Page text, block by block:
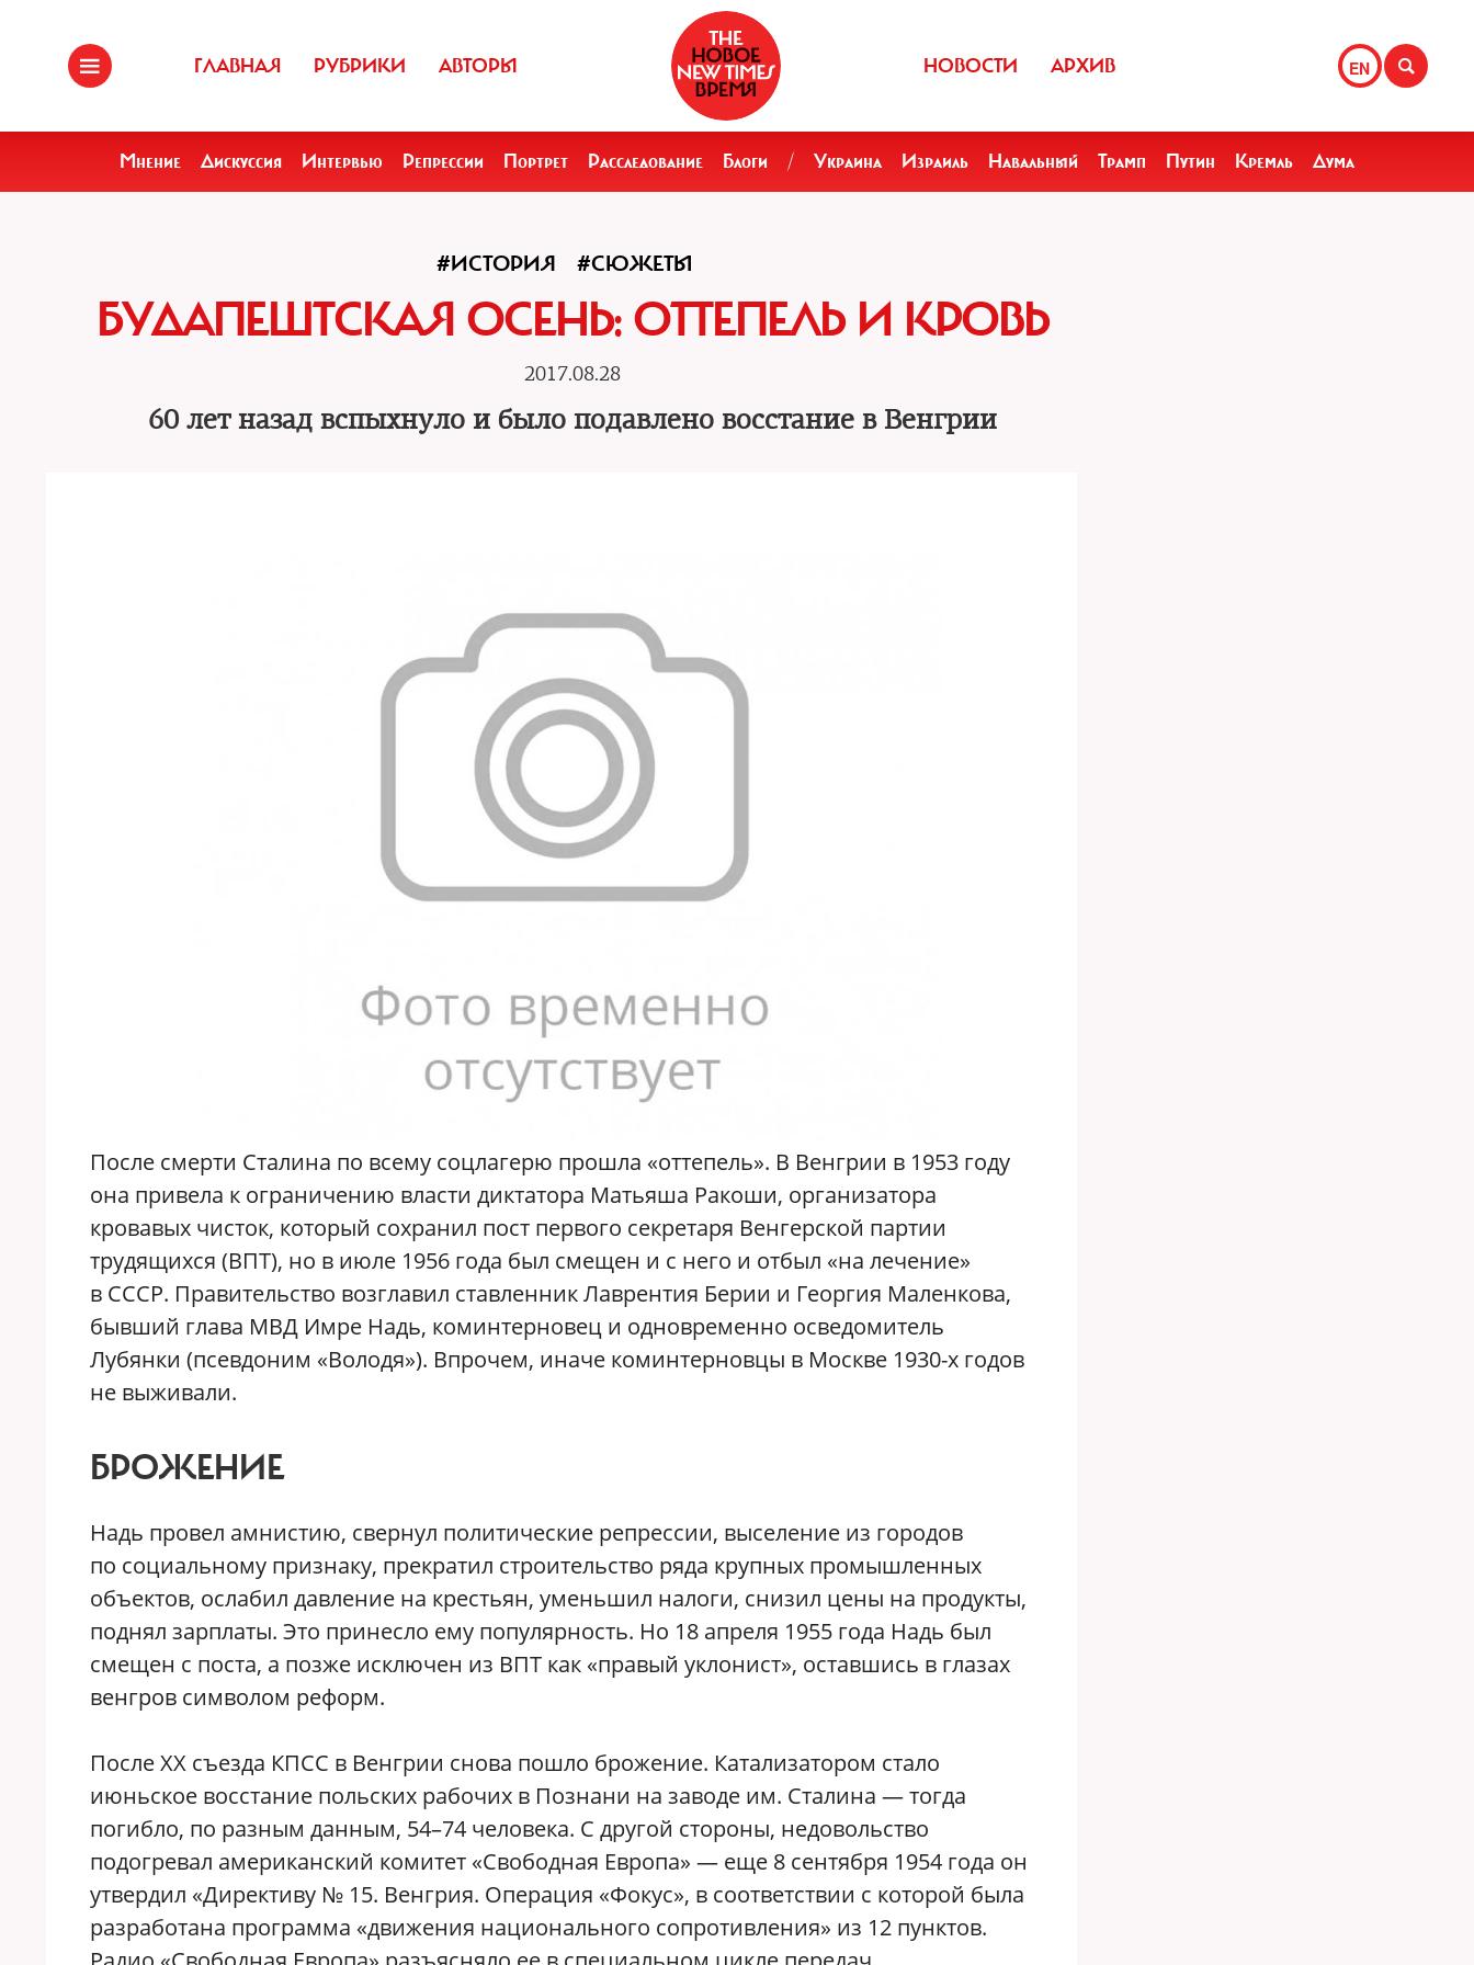
ГЛАВНАЯ РУБРИКИ АВТОРЫ EN
НОВОСТИ АРХИВ
Мнение Дискуссия Интервью Репрессии Портрет Расследование Блоги / Украина Израиль Навальный Трамп Путин Кремль Дума
#ИСТОРИЯ #СЮЖЕТЫ
БУДАПЕШТСКАЯ ОСЕНЬ: ОТТЕПЕЛЬ И КРОВЬ
2017.08.28
60 лет назад вспыхнуло и было подавлено восстание в Венгрии
После смерти Сталина по всему соцлагерю прошла «оттепель». В Венгрии в 1953 году
она привела к ограничению власти диктатора Матьяша Ракоши, организатора
кровавых чисток, который сохранил пост первого секретаря Венгерской партии
трудящихся (ВПТ), но в июле 1956 года был смещен и с него и отбыл «на лечение»
в СССР. Правительство возглавил ставленник Лаврентия Берии и Георгия Маленкова,
бывший глава МВД Имре Надь, коминтерновец и одновременно осведомитель
Лубянки (псевдоним «Володя»). Впрочем, иначе коминтерновцы в Москве 1930-х годов
не выживали.
БРОЖЕНИЕ
Надь провел амнистию, свернул политические репрессии, выселение из городов
по социальному признаку, прекратил строительство ряда крупных промышленных
объектов, ослабил давление на крестьян, уменьшил налоги, снизил цены на продукты,
поднял зарплаты. Это принесло ему популярность. Но 18 апреля 1955 года Надь был
смещен с поста, а позже исключен из ВПТ как «правый уклонист», оставшись в глазах
венгров символом реформ.
После ХХ съезда КПСС в Венгрии снова пошло брожение. Катализатором стало
июньское восстание польских рабочих в Познани на заводе им. Сталина — тогда
погибло, по разным данным, 54–74 человека. С другой стороны, недовольство
подогревал американский комитет «Свободная Европа» — еще 8 сентября 1954 года он
утвердил «Директиву № 15. Венгрия. Операция «Фокус», в соответствии с которой была
разработана программа «движения национального сопротивления» из 12 пунктов.